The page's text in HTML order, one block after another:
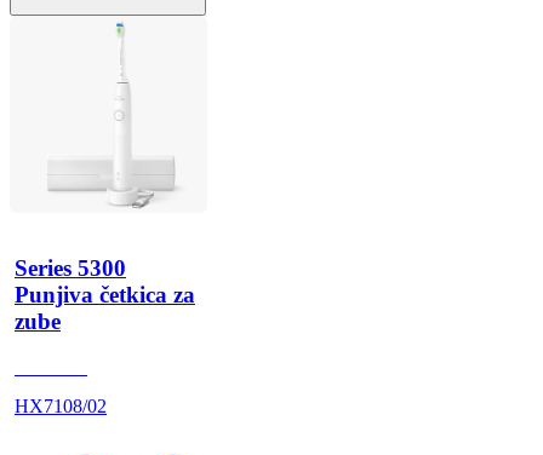
Series 5300
Punjiva četkica za
zube
HX7108/02